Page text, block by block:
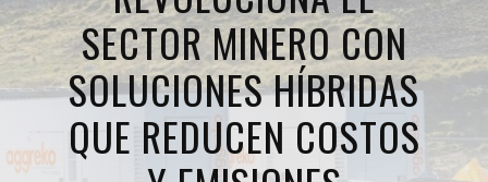
SECTOR MINERO CON
SOLUCIONES HÍBRIDAS
QUE REDUCEN COSTOS